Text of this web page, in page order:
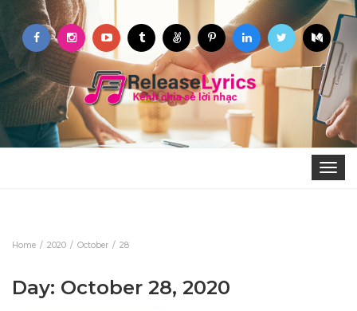
Toggle
Home 2020 October 28
Day: October 28, 2020